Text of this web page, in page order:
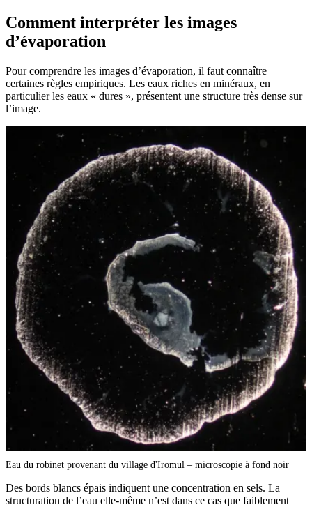
Comment interpréter les images
d’évaporation
Pour comprendre les images d’évaporation, il faut connaître
certaines règles empiriques. Les eaux riches en minéraux, en
particulier les eaux « dures », présentent une structure très dense sur
l’image.
Eau du robinet provenant du village d'Iromul – microscopie à fond noir
Des bords blancs épais indiquent une concentration en sels. La
structuration de l’eau elle-même n’est dans ce cas que faiblement